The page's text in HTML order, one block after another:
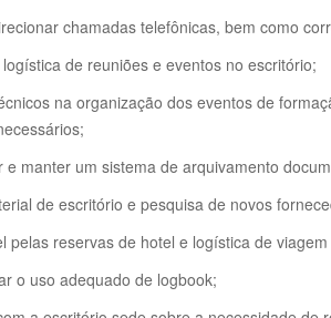
chamadas telefônicas, bem como
de reuniões e eventos no escritório;
na organização dos eventos de
e manter um sistema de arquivamento
de escritório e pesquisa de novos
pelas reservas de hotel e logística de
o uso adequado de logbook;